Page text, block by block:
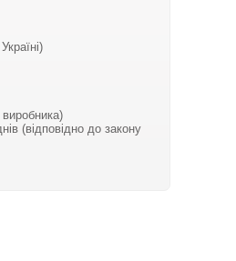
(відповідно до закону